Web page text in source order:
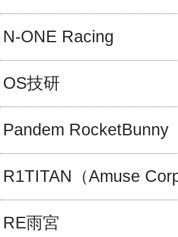
N-ONE Racing
OS技研
Pandem RocketBunny
R1TITAN（Amuse
RE雨宮